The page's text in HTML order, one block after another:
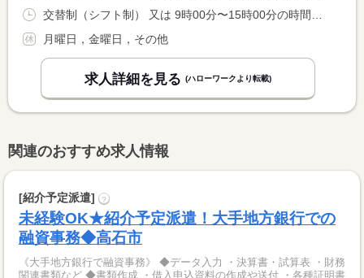
月曜日，金曜日，その他
求人詳細を見る (ハローワークより転載)
関連のおすすめ求人情報
[紹介予定派遣] ?
未経験OK★紹介予定派遣！大手地方銀行での
融資事務◆高石市
《大手地方銀行で融資事務》 ◆データ入力 ・決算書・試算表 ・財務
関連書類など ◆書類作成 ・借入申込資料の作成や送付 ・各種証明書